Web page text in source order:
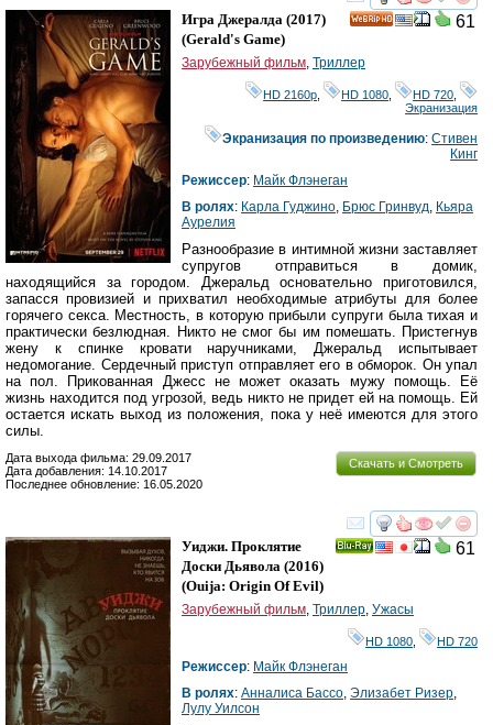
смотреть
61
Игра Джералда (2017)
(Gerald's Game)
Зарубежный фильм, Триллер
HD 2160р HD 1080 HD 720
Экранизация
Экранизация по произведению:Стивен
Кинг
Режиссер: Майк Флэнеган
В ролях: Карла Гуджино, Брюс Гринвуд, Кьяра
Аурелия
Разнообразие в интимной жизни заставляет
супругов отправиться в домик,
находящийся за городом. Джеральд основательно приготовился,
запасся провизией и прихватил необходимые атрибуты для более
горячего секса. Местность, в которую прибыли супруги была тихая и
практически безлюдная. Никто не смог бы им помешать. Пристегнув
жену к спинке кровати наручниками, Джеральд испытывает
недомогание. Сердечный приступ отправляет его в обморок. Он упал
на пол. Прикованная Джесс не может оказать мужу помощь. Её
жизнь находится под угрозой, ведь никто не придет ей на помощь. Ей
остается искать выход из положения, пока у неё имеются для этого
силы.
Скачать и Смотреть
Дата выхода фильма: 29.09.2017
Дата добавления: 14.10.2017
Последнее обновление: 16.05.2020
смотреть
61
Уиджи. Проклятие
Доски Дьявола (2016)
(Ouija: Origin Of Evil)
Зарубежный фильм, Триллер, Ужасы
HD 1080 HD 720
Режиссер: Майк Флэнеган
В ролях: Анналиса Бассо, Элизабет Ризер,
Лулу Уилсон